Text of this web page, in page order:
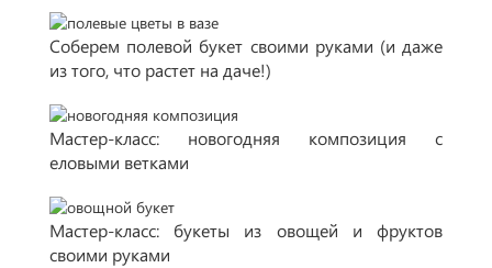
Соберем полевой букет своими руками (и даже
из того, что растет на даче!)
Мастер-класс: новогодняя композиция с
еловыми ветками
Мастер-класс: букеты из овощей и фруктов
своими руками